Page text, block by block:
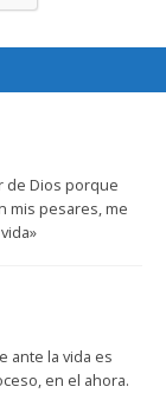
de Dios porque
mis pesares, me
ante la vida es
en el ahora.